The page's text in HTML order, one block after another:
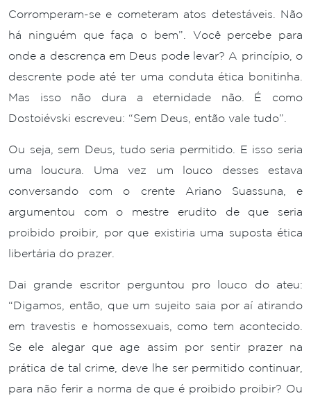
Corromperam-se e cometeram atos detestáveis. Não
há ninguém que faça o bem”. Você percebe para
onde a descrença em Deus pode levar? A princípio, o
descrente pode até ter uma conduta ética bonitinha.
Mas isso não dura a eternidade não. É como
Dostoiévski escreveu: “Sem Deus, então vale tudo”.
Ou seja, sem Deus, tudo seria permitido. E isso seria
uma loucura. Uma vez um louco desses estava
conversando com o crente Ariano Suassuna, e
argumentou com o mestre erudito de que seria
proibido proibir, por que existiria uma suposta ética
libertária do prazer.
Dai grande escritor perguntou pro louco do ateu:
“Digamos, então, que um sujeito saia por aí atirando
em travestis e homossexuais, como tem acontecido.
Se ele alegar que age assim por sentir prazer na
prática de tal crime, deve lhe ser permitido continuar,
para não ferir a norma de que é proibido proibir? Ou